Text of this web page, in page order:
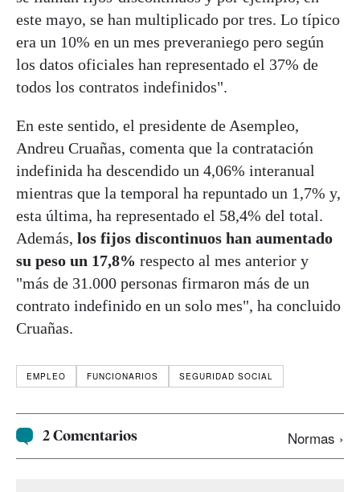
este mayo, se han multiplicado por tres. Lo típico
era un 10% en un mes preveraniego pero según
los datos oficiales han representado el 37% de
todos los contratos indefinidos".
En este sentido, el presidente de Asempleo,
Andreu Cruañas, comenta que la contratación
indefinida ha descendido un 4,06% interanual
mientras que la temporal ha repuntado un 1,7% y,
esta última, ha representado el 58,4% del total.
Además, los fijos discontinuos han aumentado
su peso un 17,8% respecto al mes anterior y
"más de 31.000 personas firmaron más de un
contrato indefinido en un solo mes", ha concluido
Cruañas.
EMPLEO FUNCIONARIOS SEGURIDAD SOCIAL
2 Comentarios Normas ›